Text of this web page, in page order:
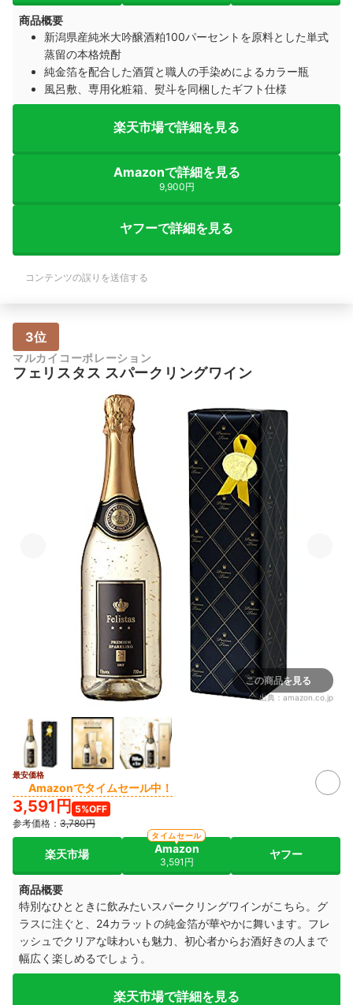
商品概要
新潟県産純米大吟醸酒粕100パーセントを原料とした単式
蒸留の本格焼酎
純金箔を配合した酒質と職人の手染めによるカラー瓶
風呂敷、専用化粧箱、熨斗を同梱したギフト仕様
楽天市場で詳細を見る
Amazonで詳細を見る
9,900円
ヤフーで詳細を見る
コンテンツの誤りを送信する
3位
マルカイコーポレーション
フェリスタス スパークリングワイン
この商品を見る
出典： amazon.co.jp
最安価格
Amazonでタイムセール中！
3,591円 5%OFF
参考価格： 3,780円
楽天市場 Amazon
3,591円
タイムセール
ヤフー
商品概要
特別なひとときに飲みたいスパークリングワインがこちら。グ
ラスに注ぐと、24カラットの純金箔が華やかに舞います。フレ
ッシュでクリアな味わいも魅力、初心者からお酒好きの人まで
幅広く楽しめるでしょう。
楽天市場で詳細を見る